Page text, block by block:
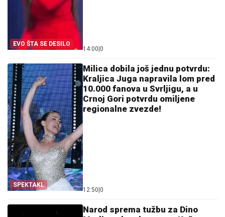
EVO ŠTA SE DESILO
14:00 0
SPEKTAKL
Milica dobila još jednu potvrdu:
Kraljica Juga napravila lom pred
10.000 fanova u Svrljigu, a u
Crnoj Gori potvrdu omiljene
regionalne zvezde!
12:50 0
Narod sprema tužbu za Dino